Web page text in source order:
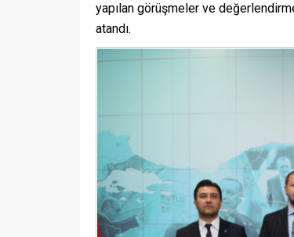
yapılan görüşmeler ve
atandı.